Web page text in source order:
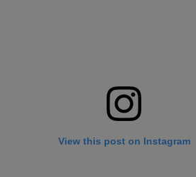
View this post on Instagram